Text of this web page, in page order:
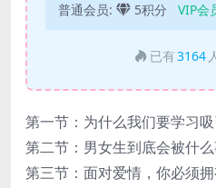
普通会员: 5积分 VIP会
已有3164
第一节：为什么我们要学习
第二节：男女生到底会被什
第三节：面对爱情，你必须